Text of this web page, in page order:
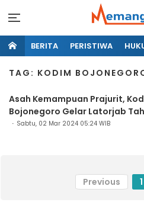
BERITA PERISTIWA
TAG: KODIM
Asah Kemampuan Prajurit,
Bojonegoro Gelar Latorjab
Sabtu, 02 Mar 2024 05:24 WIB
Previous 1